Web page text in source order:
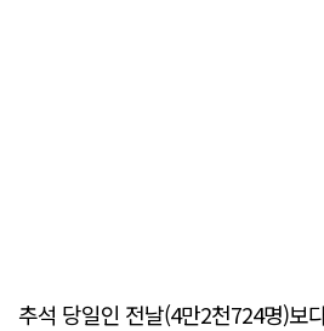
추석 당일인 전날(4만2천724명)보